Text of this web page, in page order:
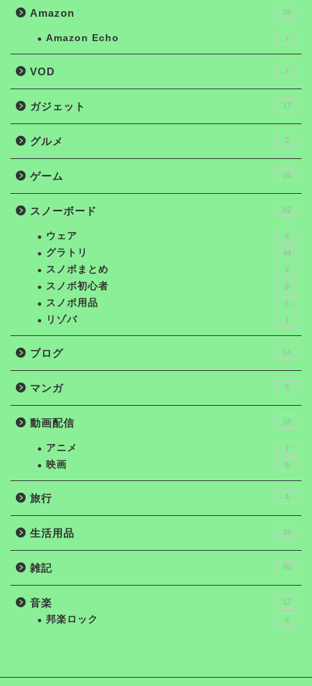
Amazon 26
Amazon Echo 7
VOD 7
ガジェット 17
グルメ 2
ゲーム 16
スノーボード 82
ウェア 5
グラトリ 44
スノボまとめ 4
スノボ初心者 6
スノボ用品 5
リゾバ 1
ブログ 14
マンガ 5
動画配信 18
アニメ 7
映画 8
旅行 4
生活用品 18
雑記 40
音楽 12
邦楽ロック 6